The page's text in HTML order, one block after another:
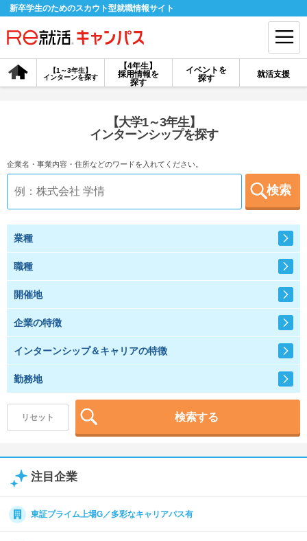
新卒学生のためのスカウト型就職情報サイト
【4年生】
採用情報を
探す
【1～3年生】
インターンを探す
イベントを
探す
就活支援
会員登録 ログイン
会員ID・パスワードを忘れた方はこちら
【4年生】
【1～3年生】
イベントを探す スカウト お知らせ
就活ノウハウ・サポート
就活ノウハウが満載！
あなたに合う仕事を診断！
就活ニュースペーパー よくある質問
【大学1～3年生】
インターンシップを探す
企業名・事業内容・住所などのワードを入れてください。
検索
業種
職種
開催地
企業の特徴
インターンシップ＆キャリアの特徴
勤務地
リセット 検索する
注目企業
東証プライム上場G／多彩なキャリアパス有